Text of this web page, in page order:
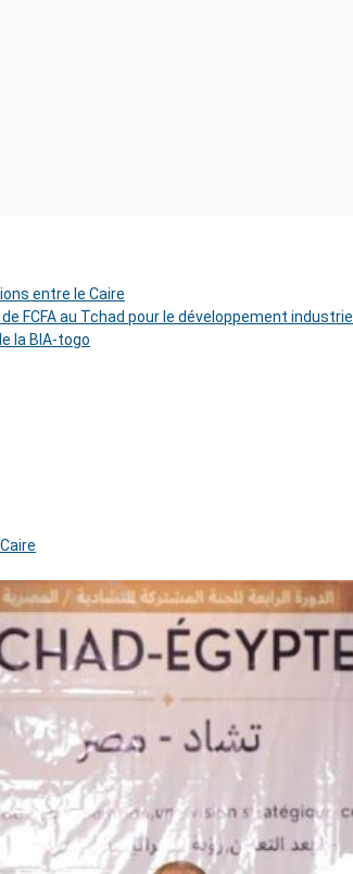
entre le Caire
FCFA au Tchad pour le développement industriel
la BIA-togo